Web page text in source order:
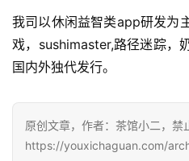
业
界
机
游
戏
我司以休闲益智类app研发为
戏，sushimaster,路径迷踪，
国内外独代发行。
原创文章，作者：茶馆小二，禁
https://youxichaguan.com/